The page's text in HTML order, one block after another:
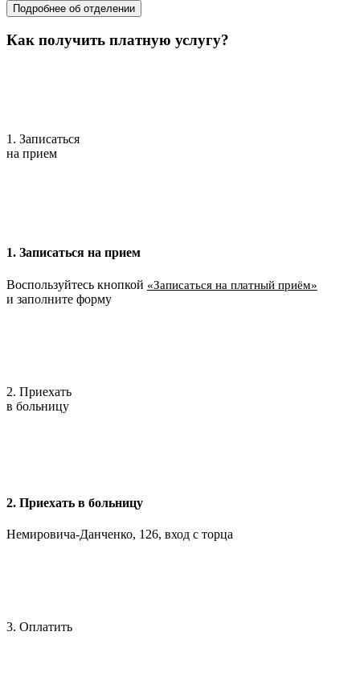
Подробнее об отделении
Как получить платную услугу?
1. Записаться
на прием
1. Записаться на прием
Воспользуйтесь кнопкой «Записаться на платный приём»
и заполните форму
2. Приехать
в больницу
2. Приехать в больницу
Немировича-Данченко, 126, вход с торца
3. Оплатить